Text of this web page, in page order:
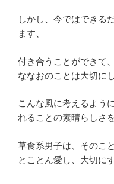
しかし、今ではできる
ます、
付き合うことができて
ななおのことは大切に
こんな風に考えるよう
れることの素晴らしさ
草食系男子は、そのこ
とことん愛し、大切に